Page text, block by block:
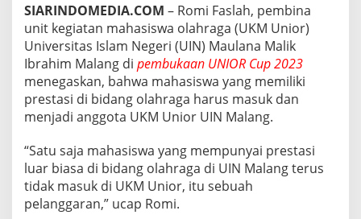
R
E
S
T
A
S
I
O
L
H
R
A
A
SIARINDOMEDIA.COM – Romi Faslah, pembina
unit kegiatan mahasiswa olahraga (UKM Unior)
Universitas Islam Negeri (UIN) Maulana Malik
Ibrahim Malang di pembukaan UNIOR Cup 2023
menegaskan, bahwa mahasiswa yang memiliki
prestasi di bidang olahraga harus masuk dan
menjadi anggota UKM Unior UIN Malang.
“Satu saja mahasiswa yang mempunyai prestasi
luar biasa di bidang olahraga di UIN Malang terus
tidak masuk di UKM Unior, itu sebuah
pelanggaran,” ucap Romi.